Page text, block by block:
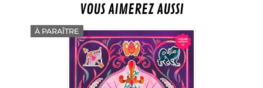
VOUS AIMEREZ AUSSI
À PARAÎTRE